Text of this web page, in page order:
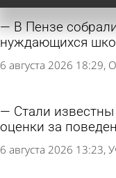
В Пензе
нуждающихся
6 августа 2026 18:29
Стали
оценки за
6 августа 2026 13:23